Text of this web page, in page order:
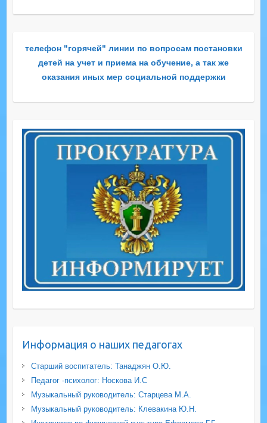
телефон "горячей" линии по вопросам постановки
детей на учет и приема на обучение, а так же
оказания иных мер социальной поддержки
Информация о наших педагогах
Старший воспитатель: Танаджян О.Ю.
Педагог -психолог: Носкова И.С
Музыкальный руководитель: Старцева М.А.
Музыкальный руководитель: Клевакина Ю.Н.